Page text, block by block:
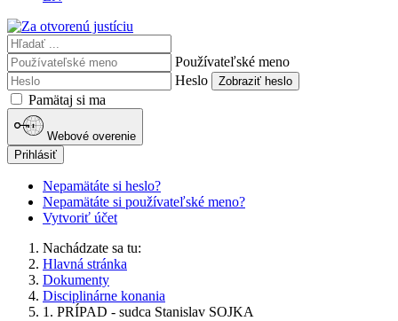
Používateľské meno
Heslo
Zobraziť heslo
Pamätaj si ma
Webové overenie
Prihlásiť
Nepamätáte si heslo?
Nepamätáte si používateľské meno?
Vytvoriť účet
Nachádzate sa tu:
Hlavná stránka
Dokumenty
Disciplinárne konania
1. PRÍPAD - sudca Stanislav SOJKA